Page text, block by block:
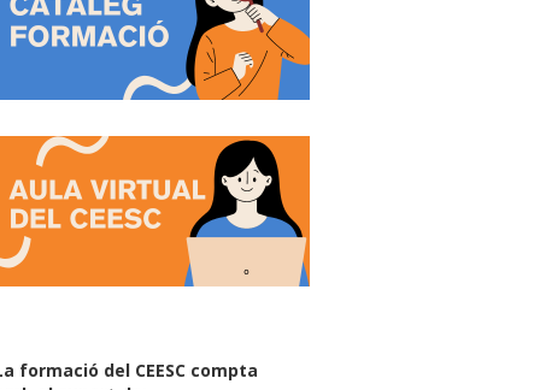
formació del CEESC compta